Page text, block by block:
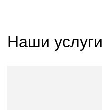
Наши услуги